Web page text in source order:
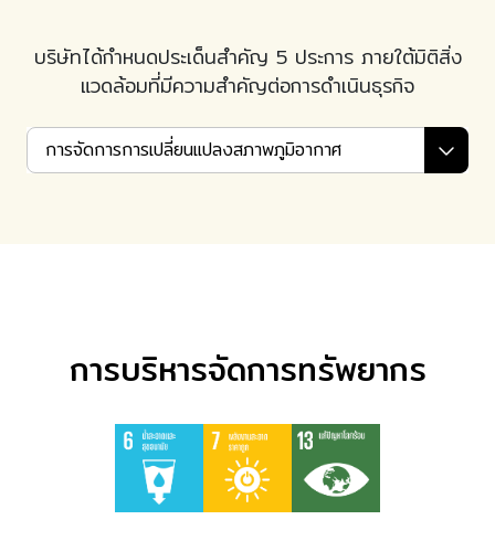
บริษัทได้กำหนดประเด็นสำคัญ 5 ประการ ภายใต้มิติสิ่ง
แวดล้อมที่มีความสำคัญต่อการดำเนินธุรกิจ
การจัดการการเปลี่ยนแปลงสภาพภูมิอากาศ
การบริหารจัดการทรัพยากร